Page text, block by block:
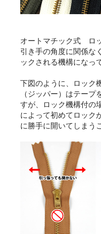
オートマチック式 ロ
引き手の角度に関係な
ックされる機構になっ
下図のように、ロック
（ジッパー）はテー
すが、ロック機構付の
によって初めてロック
に勝手に開いてしまう